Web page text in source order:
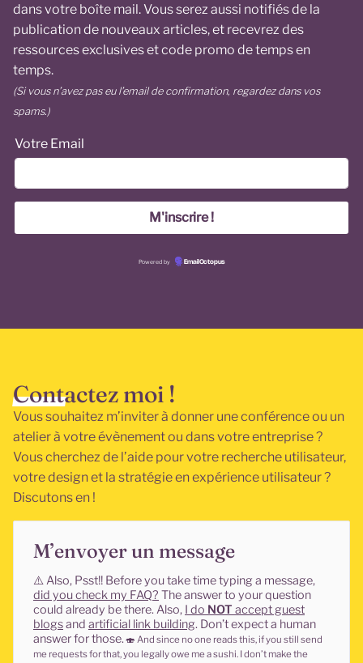
dans votre boîte mail. Vous serez aussi notifiés de la
publication de nouveaux articles, et recevrez des
ressources exclusives et code promo de temps en
temps.
(Si vous n’avez pas eu l’email de confirmation, regardez dans vos
spams.)
Votre Email
Powered by EmailOctopus
Contactez moi !
Vous souhaitez m’inviter à donner une conférence ou un
atelier à votre évènement ou dans votre entreprise ?
Vous cherchez de l’aide pour votre recherche utilisateur,
votre design et la stratégie en expérience utilisateur ?
Discutons en !
M’envoyer un message
⚠️Also, Psst!! Before you take time typing a message,
did you check my FAQ? The answer to your question
could already be there. Also, I do NOT accept guest
blogsand artificial link building. Don’t expect a human
answer for those. 🍣 And since no one reads this, if you still send
me requests for that, you legally owe me a sushi. I don’t make the